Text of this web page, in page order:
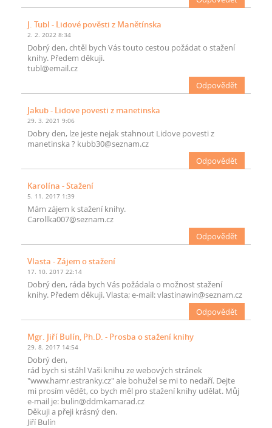
J. Tubl - Lidové pověsti z Manětínska
2. 2. 2022 8:34
Dobrý den, chtěl bych Vás touto cestou požádat o stažení
knihy. Předem děkuji.
tubl@email.cz
Odpovědět
Jakub- Lidove povesti z manetinska
29. 3. 2021 9:06
Dobry den, lze jeste nejak stahnout Lidove povesti z
manetinska ? kubb30@seznam.cz
Odpovědět
Karolína - Stažení
5. 11. 2017 1:39
Mám zájem k stažení knihy.
Carollka007@seznam.cz
Odpovědět
Vlasta - Zájem o stažení
17. 10. 2017 22:14
Dobrý den, ráda bych Vás požádala o možnost stažení
knihy. Předem děkuji. Vlasta; e-mail: vlastinawin@seznam.cz
Odpovědět
Mgr. Jiří Bulín, Ph.D. - Prosba o stažení knihy
29. 8. 2017 14:54
Dobrý den,
rád bych si stáhl Vaši knihu ze webových stránek
"www.hamr.estranky.cz" ale bohužel se mi to nedaří. Dejte
mi prosím vědět, co bych měl pro stažení knihy udělat. Můj
e-mail je: bulin@ddmkamarad.cz
Děkuji a přeji krásný den.
Jiří Bulín